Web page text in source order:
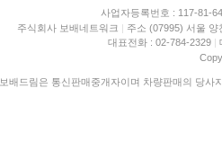
사업자등록번호 : 117-81-
주식회사 보배네트워크 | 주소 (07995) 서울
대표전화 : 02-784-2329 |
보배드림은 통신판매중개자이며 차량판매의 당